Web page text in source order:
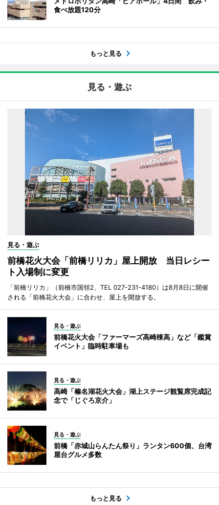
食べ放題120分
もっと見る
見る・遊ぶ
見る・遊ぶ
前橋花火大会「前橋リリカ」屋上開放 当日レシー
ト入場制に変更
「前橋リリカ」（前橋市国領2、TEL 027-231-4180）は8月8日に開催
される「前橋花火大会」に合わせ、屋上を開放する。
見る・遊ぶ
前橋花火大会「ファーマーズ高崎棟高」など「鑑賞
イベント」臨時駐車場も
見る・遊ぶ
高崎「榛名湖花火大会」湖上ステージ観覧席完成記
念で「じぐろ京介」
見る・遊ぶ
前橋「赤城山らんたん祭り」ランタン600個、台湾
屋台グルメ多数
もっと見る